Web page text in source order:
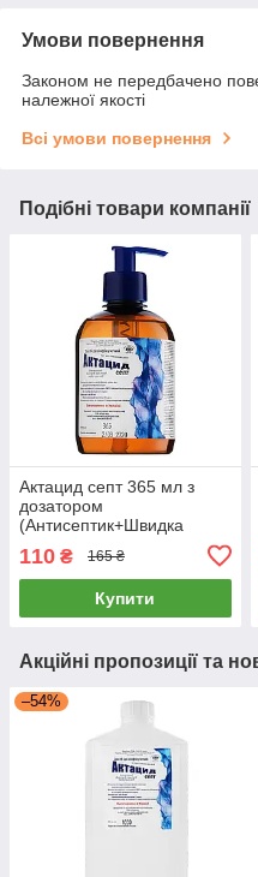
Умови повернення
Законом не передбачено
належної якості
Всі умови повернення
Подібні товари компанії
Актацид септ 365 мл з
дозатором
(Антисептик+Швидка
дезінфекція, 78%спирту)
110 ₴ 165 ₴
Купити
Акційні пропозиції та
–54%